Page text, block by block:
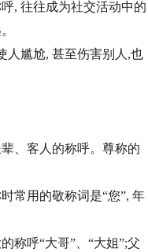
, 往往成为社交活动中的
人尴尬, 甚至伤害别人,也
、客人的称呼。尊称的
常用的敬称词是“您”, 年
称呼“大哥”、“大姐”;父